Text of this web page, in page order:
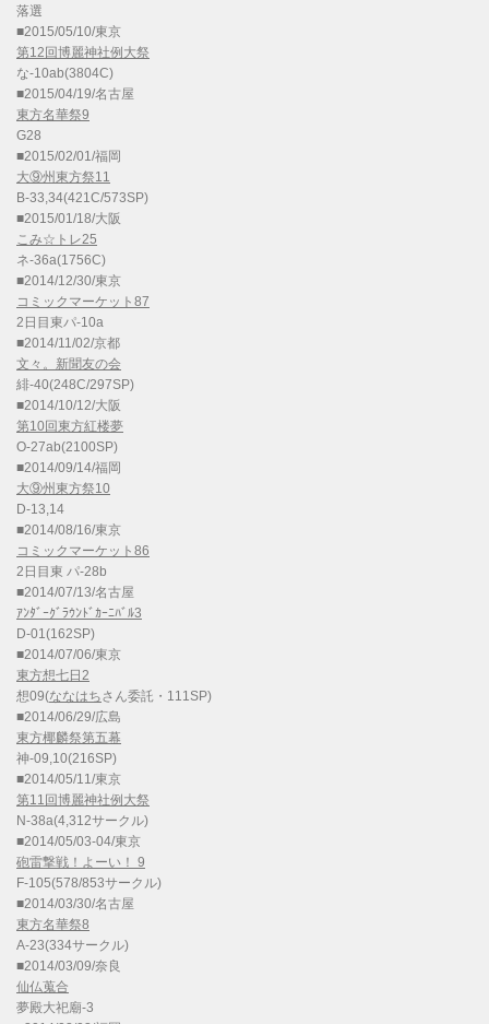
落選
■2015/05/10/東京
第12回博麗神社例大祭
な-10ab(3804C)
■2015/04/19/名古屋
東方名華祭9
G28
■2015/02/01/福岡
大⑨州東方祭11
B-33,34(421C/573SP)
■2015/01/18/大阪
こみ☆トレ25
ネ-36a(1756C)
■2014/12/30/東京
コミックマーケット87
2日目東パ-10a
■2014/11/02/京都
文々。新聞友の会
緋-40(248C/297SP)
■2014/10/12/大阪
第10回東方紅楼夢
O-27ab(2100SP)
■2014/09/14/福岡
大⑨州東方祭10
D-13,14
■2014/08/16/東京
コミックマーケット86
2日目東 パ-28b
■2014/07/13/名古屋
ｱﾝﾀﾞｰｸﾞﾗｳﾝﾄﾞｶｰﾆﾊﾞﾙ3
D-01(162SP)
■2014/07/06/東京
東方想七日2
想09(ななはちさん委託・111SP)
■2014/06/29/広島
東方椰麟祭第五幕
神-09,10(216SP)
■2014/05/11/東京
第11回博麗神社例大祭
N-38a(4,312サークル)
■2014/05/03-04/東京
砲雷撃戦！よーい！ 9
F-105(578/853サークル)
■2014/03/30/名古屋
東方名華祭8
A-23(334サークル)
■2014/03/09/奈良
仙仏蒐合
夢殿大祀廟-3